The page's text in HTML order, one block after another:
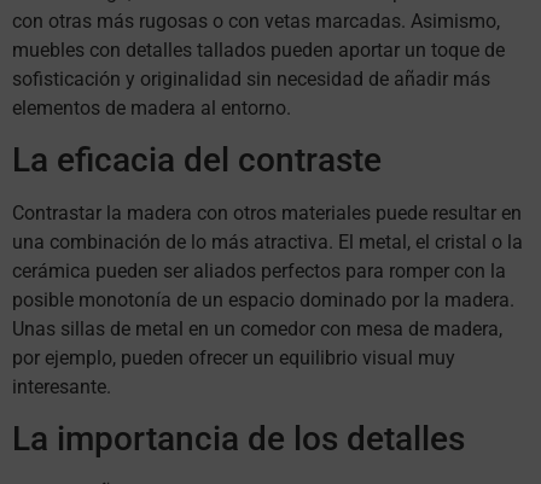
con otras más rugosas o con vetas marcadas. Asimismo,
muebles con detalles tallados pueden aportar un toque de
sofisticación y originalidad sin necesidad de añadir más
elementos de madera al entorno.
La eficacia del contraste
Contrastar la madera con otros materiales puede resultar en
una combinación de lo más atractiva. El metal, el cristal o la
cerámica pueden ser aliados perfectos para romper con la
posible monotonía de un espacio dominado por la madera.
Unas sillas de metal en un comedor con mesa de madera,
por ejemplo, pueden ofrecer un equilibrio visual muy
interesante.
La importancia de los detalles